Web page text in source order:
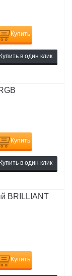
Купить
Купить в один клик
Купить
Купить в один клик
BRILLIANT
Купить